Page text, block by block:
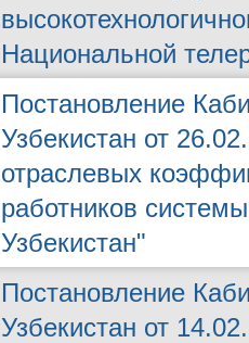
Национальной
Постановление
Узбекистан от
отраслевых
работников
Узбекистан"
Постановление
Узбекистан от